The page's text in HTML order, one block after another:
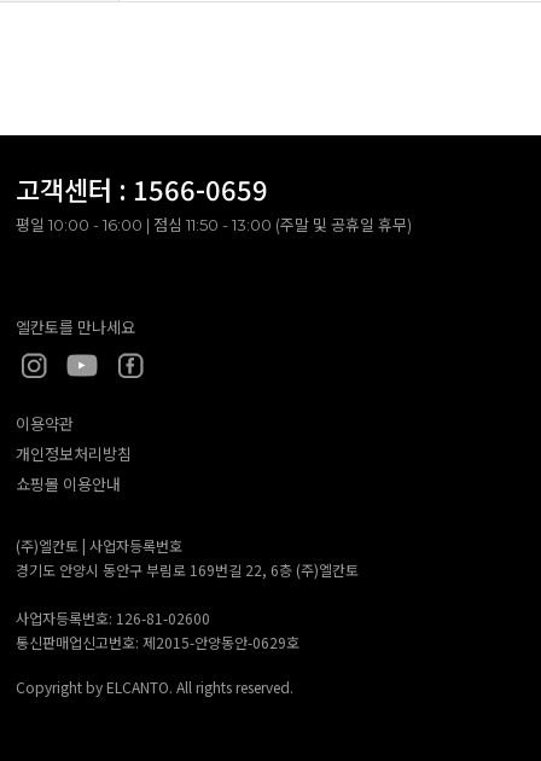
고객센터 : 1566-0659
평일 10:00 - 16:00 | 점심 11:50 - 13:00 (주말 및 공휴일 휴무)
엘칸토를 만나세요
이용약관
개인정보처리방침
쇼핑몰 이용안내
(주)엘칸토 | 사업자등록번호
경기도 안양시 동안구 부림로 169번길 22, 6층 (주)엘칸토
사업자등록번호: 126-81-02600
통신판매업신고번호: 제2015-안양동안-0629호
Copyright by ELCANTO. All rights reserved.